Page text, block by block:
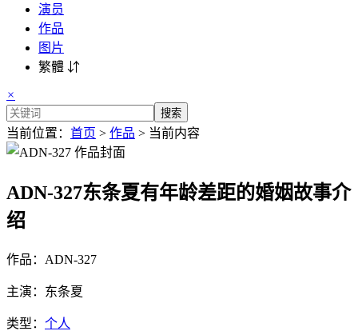
演员
作品
图片
繁體 ⇵
×
搜索
当前位置： 首页 > 作品 > 当前内容
ADN-327东条夏有年龄差距的婚姻故事介
绍
作品：ADN-327
主演：东条夏
类型： 个人